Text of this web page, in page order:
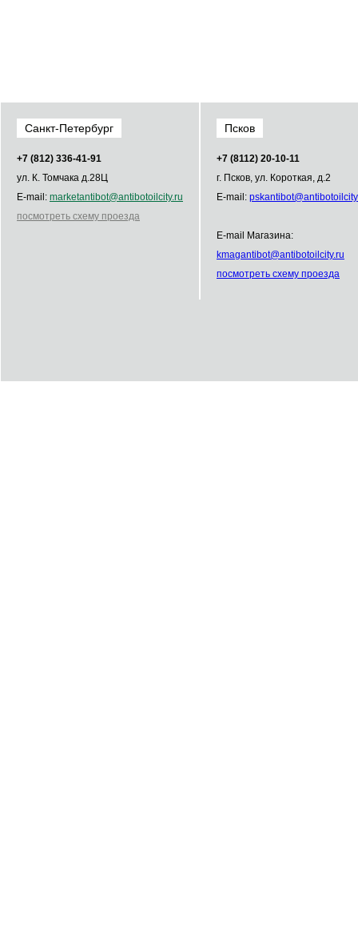
Санкт-Петербург
+7 (812) 336­-41­-91
ул. К. Томчака д.28Ц
E-mail: marketantibot@antibotoilcity.ru
посмотреть схему проезда
Псков
+7 (8112) 20-10-11
г. Псков, ул. Короткая, д.2
E-mail: pskantibot@antibot
E-mail Магазина:
kmagantibot@antibotoilcity.ru
посмотреть схему проезда